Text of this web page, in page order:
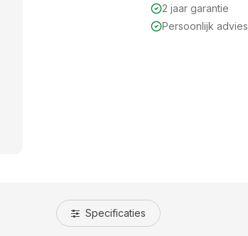
2 jaar garantie
Persoonlijk advies
Specificaties